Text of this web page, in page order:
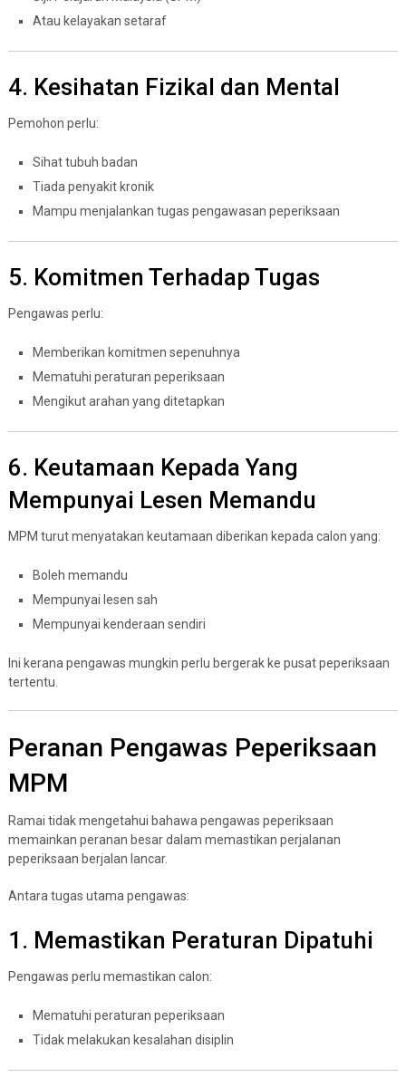
Atau kelayakan setaraf
4. Kesihatan Fizikal dan Mental
Pemohon perlu:
Sihat tubuh badan
Tiada penyakit kronik
Mampu menjalankan tugas pengawasan peperiksaan
5. Komitmen Terhadap Tugas
Pengawas perlu:
Memberikan komitmen sepenuhnya
Mematuhi peraturan peperiksaan
Mengikut arahan yang ditetapkan
6. Keutamaan Kepada Yang
Mempunyai Lesen Memandu
MPM turut menyatakan keutamaan diberikan kepada calon yang:
Boleh memandu
Mempunyai lesen sah
Mempunyai kenderaan sendiri
Ini kerana pengawas mungkin perlu bergerak ke pusat peperiksaan
tertentu.
Peranan Pengawas Peperiksaan
MPM
Ramai tidak mengetahui bahawa pengawas peperiksaan
memainkan peranan besar dalam memastikan perjalanan
peperiksaan berjalan lancar.
Antara tugas utama pengawas:
1. Memastikan Peraturan Dipatuhi
Pengawas perlu memastikan calon:
Mematuhi peraturan peperiksaan
Tidak melakukan kesalahan disiplin